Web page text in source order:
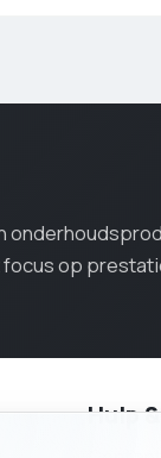
focus op
Hulp